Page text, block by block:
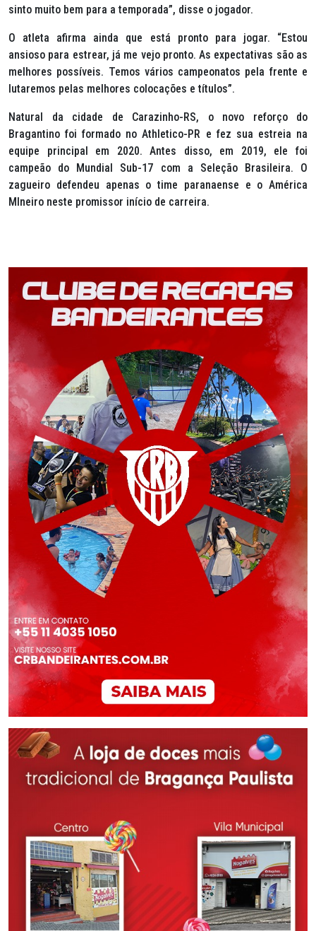
sinto muito bem para a temporada”, disse o jogador.
O atleta afirma ainda que está pronto para jogar. “Estou
ansioso para estrear, já me vejo pronto. As expectativas são as
melhores possíveis. Temos vários campeonatos pela frente e
lutaremos pelas melhores colocações e títulos”.
Natural da cidade de Carazinho-RS, o novo reforço do
Bragantino foi formado no Athletico-PR e fez sua estreia na
equipe principal em 2020. Antes disso, em 2019, ele foi
campeão do Mundial Sub-17 com a Seleção Brasileira. O
zagueiro defendeu apenas o time paranaense e o América
MIneiro neste promissor início de carreira.